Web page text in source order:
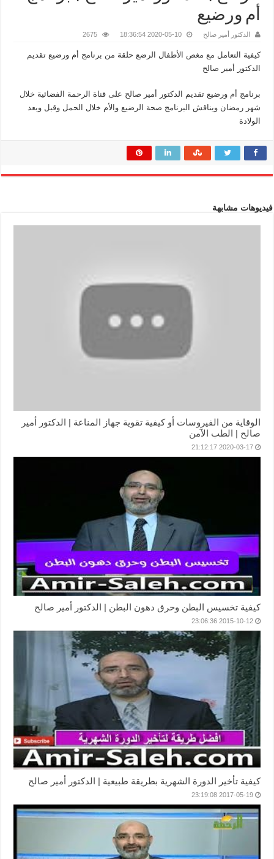
أم ورضيع
الدكتور أمير صالح 2020-05-10 18:36:54
2675
كيفية التعامل مع مغص الأطفال الرضع حلقة من برنامج أم ورضيع تقديم
الدكتور أمير صالح
برنامج أم ورضيع تقديم الدكتور أمير صالح على قناة الرحمة الفضائية خلال
شهر رمضان ويناقش البرنامج صحة الرضيع والأم خلال الحمل وقبل وبعد
الولادة
فيديوهات مشابهة
الوقاية من الفيروسات أو كيفية تقوية جهاز المناعة | الدكتور أمير
صالح | الطب الآمن
2020-03-17 21:12:17
كيفية تخسيس البطن وحرق دهون البطن | الدكتور أمير صالح
2015-10-12 23:06:36
كيفية تأخير الدورة الشهرية بطريقة طبيعية | الدكتور أمير صالح
2017-05-19 23:19:08